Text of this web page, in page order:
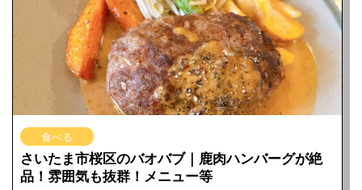
食べる
さいたま市桜区のバオバブ｜鹿肉ハンバーグが絶
品！雰囲気も抜群！メニュー等